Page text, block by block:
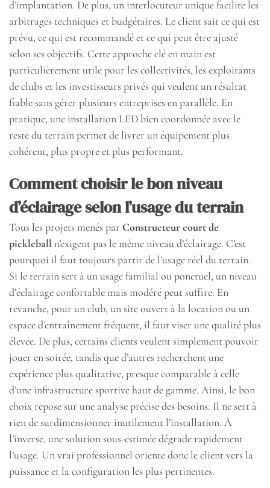
d’implantation. De plus, un interlocuteur unique facilite les
arbitrages techniques et budgétaires. Le client sait ce qui est
prévu, ce qui est recommandé et ce qui peut être ajusté
selon ses objectifs. Cette approche clé en main est
particulièrement utile pour les collectivités, les exploitants
de clubs et les investisseurs privés qui veulent un résultat
fiable sans gérer plusieurs entreprises en parallèle. En
pratique, une installation LED bien coordonnée avec le
reste du terrain permet de livrer un équipement plus
cohérent, plus propre et plus performant.
Comment choisir le bon niveau
d’éclairage selon l’usage du terrain
Tous les projets menés par Constructeur court de
pickleball n’exigent pas le même niveau d’éclairage. C’est
pourquoi il faut toujours partir de l’usage réel du terrain.
Si le terrain sert à un usage familial ou ponctuel, un niveau
d’éclairage confortable mais modéré peut suffire. En
revanche, pour un club, un site ouvert à la location ou un
espace d’entraînement fréquent, il faut viser une qualité plus
élevée. De plus, certains clients veulent simplement pouvoir
jouer en soirée, tandis que d’autres recherchent une
expérience plus qualitative, presque comparable à celle
d’une infrastructure sportive haut de gamme. Ainsi, le bon
choix repose sur une analyse précise des besoins. Il ne sert à
rien de surdimensionner inutilement l’installation. À
l’inverse, une solution sous-estimée dégrade rapidement
l’usage. Un vrai professionnel oriente donc le client vers la
puissance et la configuration les plus pertinentes.